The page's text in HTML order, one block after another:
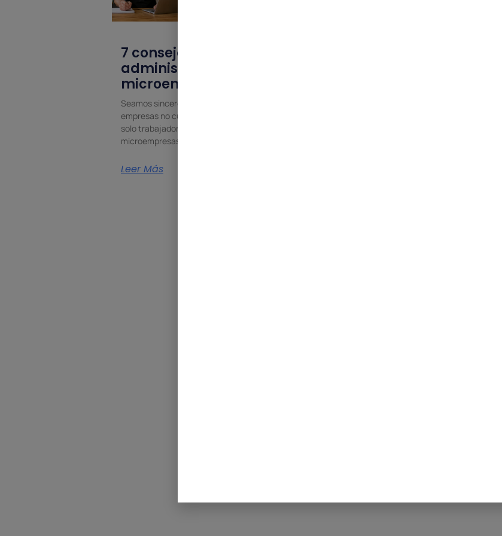
7 consejos para
administrar una
microempresa
Seamos sinceros: muchas pequeñas
empresas no cuentan con más de un
solo trabajador. Se trata de
microempresas. A lo sumo,
Leer Más